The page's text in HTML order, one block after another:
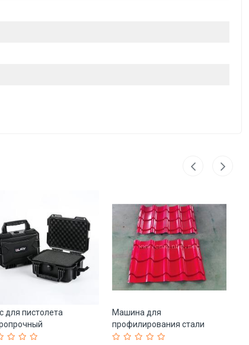
для пистолета
с
Машина для
профилирования стали
высокого качества с